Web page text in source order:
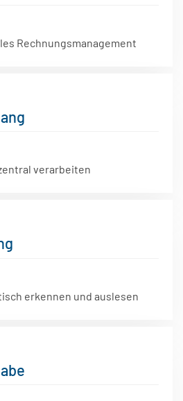
Rechnungsmanagement
verarbeiten
erkennen und auslesen